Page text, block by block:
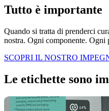
Tutto è importante
Quando si tratta di prenderci
nostra. Ogni componente. Ogni
SCOPRI IL NOSTRO
Le etichette sono